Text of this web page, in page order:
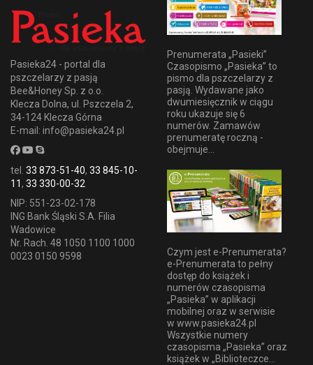
Pasieka24 - portal dla
pszczelarzy z pasją
Bee&Honey Sp. z o.o.
Klecza Dolna, ul. Pszczela 2,
34-124 Klecza Górna
E-mail: info@pasieka24.pl
tel. 33 873-51-40, 33 845-10-
11, 33 330-00-32
NIP: 551-23-02-178
ING Bank Śląski S.A. Filia
Wadowice
Nr. Rach. 48 1050 1100 1000
0023 0150 9598
Prenumerata „Pasieki”
Czasopismo „Pasieka” to
pismo dla pszczelarzy z
pasją. Wydawane jako
dwumiesięcznik w ciągu
roku ukazuje się 6
numerów. Zamawów
prenumeratę roczną -
obejmuje...
Czym jest e-Prenumerata?
e-Prenumerata to pełny
dostęp do książek i
numerów czasopisma
„Pasieka” w aplikacji
mobilnej oraz w serwisie
w www.pasieka24.pl
Wszystkie numery
czasopisma „Pasieka” oraz
książek w „Biblioteczce...